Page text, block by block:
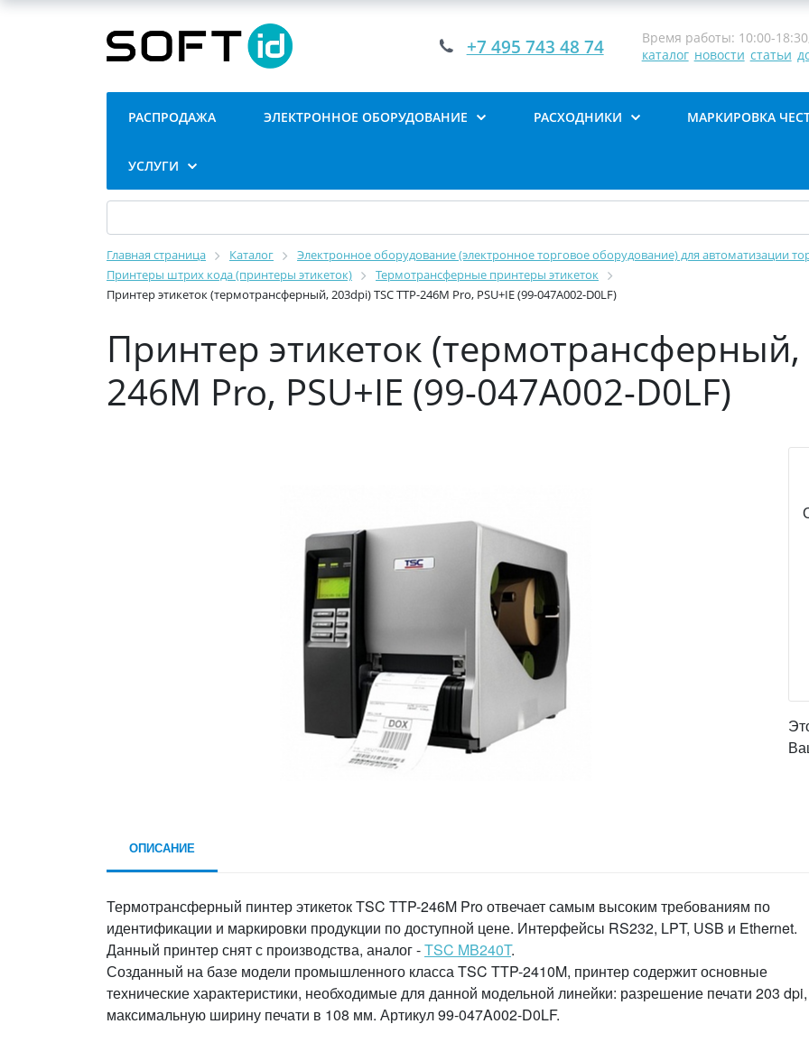
+7 495 743 48 74
Время работы: 10:00-
каталог новости статьи
РАСПРОДАЖА ЭЛЕКТРОННОЕ ОБОРУДОВАНИЕ РАСХОДНИКИ МАРКИРОВКА
УСЛУГИ
Главная страница Каталог
Электронное оборудование (электронное торговое оборудование) для автоматизации
Принтеры штрих кода (принтеры этикеток)
Термотрансферные принтеры этикеток
Принтер этикеток (термотрансферный, 203dpi) TSC TTP-246M Pro, PSU+IE (99-047A002-D0LF)
Принтер этикеток (термотрансферный,
246M Pro, PSU+IE (99-047A002-D0LF)
ОПИСАНИЕ
Термотрансферный пинтер этикеток TSC TTP-246M Pro отвечает самым высоким требованиям по
идентификации и маркировки продукции по доступной цене. Интерфейсы RS232, LPT, USB и Ethernet.
Данный принтер снят с производства, аналог -TSC MB240T.
Созданный на базе модели промышленного класса TSC TTP-2410M, принтер содержит основные
технические характеристики, необходимые для данной модельной линейки: разрешение печати 203 dpi,
максимальную ширину печати в 108 мм. Артикул 99-047A002-D0LF.